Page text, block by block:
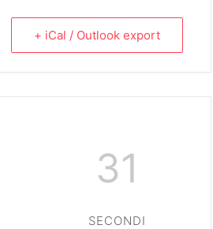
+ iCal / Outlook export
30
SECONDI